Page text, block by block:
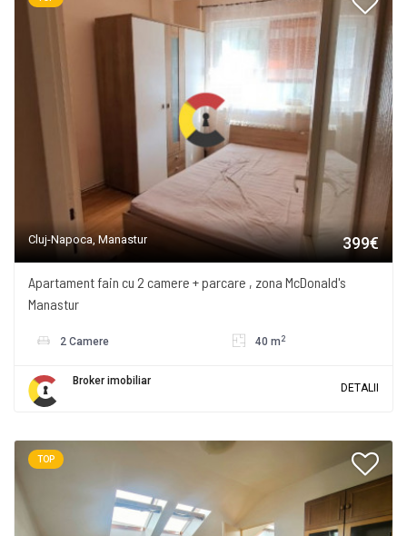
Cluj-Napoca, Manastur 399€
Apartament fain cu 2 camere + parcare , zona McDonald's
Manastur
2 Camere 40 m 2
Broker imobiliar
DETALII
TOP